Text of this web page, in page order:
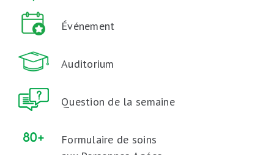
Événement
Auditorium
Question de la semaine
Formulaire de soins